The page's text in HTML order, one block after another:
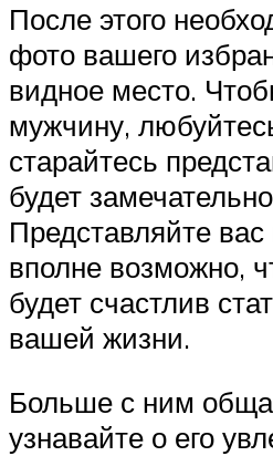
После этого
фото вашего
видное место.
мужчину,
старайтесь
будет
Представляйте
вполне возможно,
будет счастлив
вашей жизни.
Больше с ним
узнавайте о его